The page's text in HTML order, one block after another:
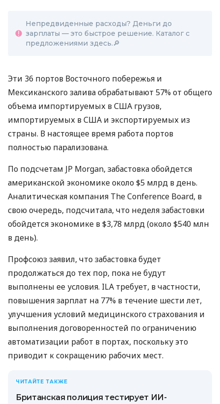
Непредвиденные расходы? Деньги до
зарплаты — это быстрое решение. Каталог с
предложениями здесь.🔎
Эти 36 портов Восточного побережья и
Мексиканского залива обрабатывают 57% от общего
объема импортируемых в США грузов,
импортируемых в США и экспортируемых из
страны. В настоящее время работа портов
полностью парализована.
По подсчетам JP Morgan, забастовка обойдется
американской экономике около $5 млрд в день.
Аналитическая компания The Conference Board, в
свою очередь, подсчитала, что неделя забастовки
обойдется экономике в $3,78 млрд (около $540 млн
в день).
Профсоюз заявил, что забастовка будет
продолжаться до тех пор, пока не будут
выполнены ее условия. ILA требует, в частности,
повышения зарплат на 77% в течение шести лет,
улучшения условий медицинского страхования и
выполнения договоренностей по ограничению
автоматизации работ в портах, поскольку это
приводит к сокращению рабочих мест.
ЧИТАЙТЕ ТАКЖЕ
Британская полиция тестирует ИИ-